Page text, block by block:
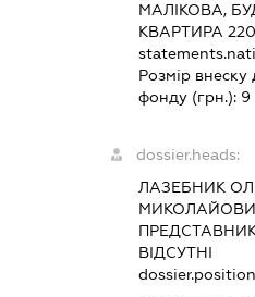
МАЛІКОВА,
КВАРТИРА 220
Розмір внеску
фонду (грн.): 9
dossier.heads:
ЛАЗЕБНИК
ВІДСУТНІ